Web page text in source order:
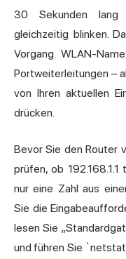
30 Sekunden lang
gleichzeitig blinken.
Vorgang. WLAN-
Portweiterleitungen –
von Ihren aktuellen
drücken.
Bevor Sie den Router
prüfen, ob
nur eine Zahl aus
Sie die
lesen Sie
und führen Sie